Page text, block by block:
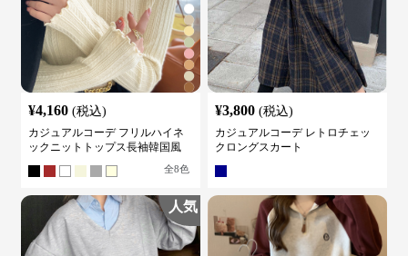
¥4,160 (税込)
カジュアルコーデ フリルハイネ
ックニットトップス長袖韓国風
全8色
¥3,800 (税込)
カジュアルコーデ レトロチェッ
クロングスカート
人気